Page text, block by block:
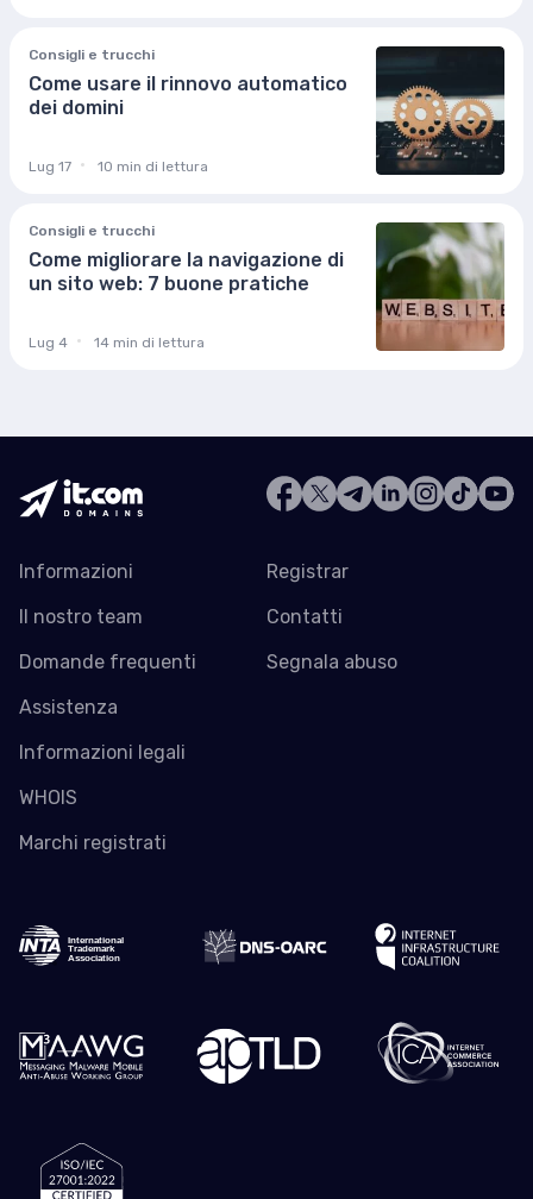
Consigli e trucchi
Come usare il rinnovo automatico
dei domini
Lug 17 10 min di lettura
Consigli e trucchi
Come migliorare la navigazione di
un sito web: 7 buone pratiche
Lug 4 14 min di lettura
Informazioni
Il nostro team
Domande frequenti
Assistenza
Informazioni legali
WHOIS
Marchi registrati
Registrar
Contatti
Segnala abuso